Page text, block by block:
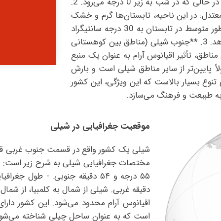
در این ناحیه، تابستان‌ها گرم و خشک
هستند و زمستان‌ها معتدل و مرطوب. دماها به طور متوسط در تابستان به 30 درجه سانتیگراد
می‌رسد و در زمستان به 10 درجه سانتیگراد می‌کاهد. 3. **جنوب شیلی (مناطق بین کوهستانی
تأثیر اقیانوس آرام به عنوان یک منبع
از سایر مناطق شیلی است و بارش
بسیار بالاست که این ویژگی، این کشور
طبیعت و فرهنگ می‌سازد.
موقعیت جغرافیایی در شیلی
شیلی یک کشور واقع در قسمت جنوب غربی
دقیقه غربی. شیلی از شمال به کلمبیا، از
اقیانوس آرام محدود می‌شود. این کشور
است که به عنوان ساحل چیلی شناخته